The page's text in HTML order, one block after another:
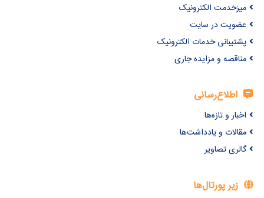
میزخدمت الکترونیک
عضویت در سایت
پشتیبانی خدمات الکترونیک
مناقصه و مزایده جاری
اطلاع‌رسانی
اخبار و تازه‌ها
مقالات و یادداشت‌ها
گالری تصاویر
زیر پورتال‌ها